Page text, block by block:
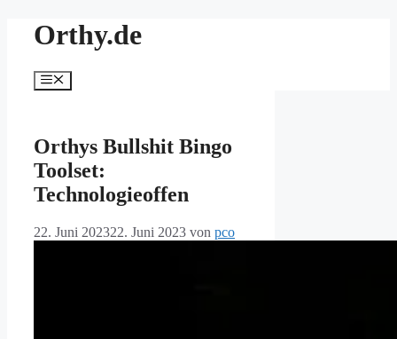
InhaltOrthy.de
Menü
Orthys Bullshit Bingo
Toolset:
Technologieoffen
22. Juni 202322. Juni 2023 von pco